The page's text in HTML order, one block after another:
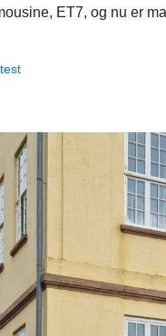
ET7, og nu er